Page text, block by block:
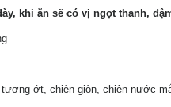
khi ăn sẽ có vị ngọt thanh,
ớt, chiên giòn, chiên nước